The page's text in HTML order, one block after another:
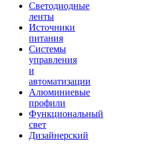
Светодиодные
ленты
Источники
питания
Системы
управления
и
автоматизации
Алюминиевые
профили
Функциональный
свет
Дизайнерский